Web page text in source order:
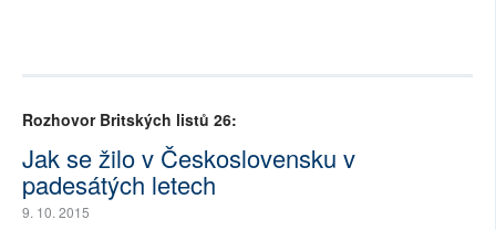
Rozhovor Britských listů 26:
Jak se žilo v Československu v
padesátých letech
9. 10. 2015